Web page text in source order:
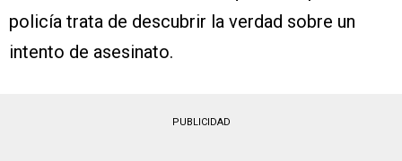
policía trata de descubrir la verdad sobre un
intento de asesinato.
PUBLICIDAD